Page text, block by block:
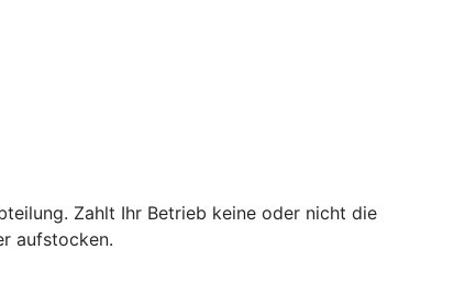
Zahlt Ihr Betrieb keine oder nicht die
aufstocken.